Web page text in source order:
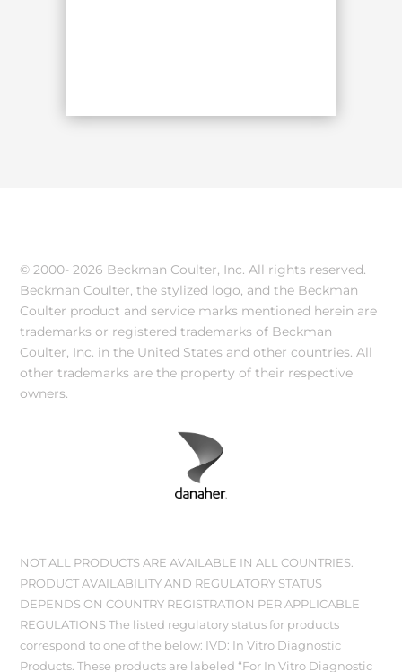
© 2000-2026 Beckman Coulter, Inc. All rights reserved.
Beckman Coulter, the stylized logo, and the Beckman
Coulter product and service marks mentioned herein are
trademarks or registered trademarks of Beckman
Coulter, Inc. in the United States and other countries. All
other trademarks are the property of their respective
owners.
NOT ALL PRODUCTS ARE AVAILABLE IN ALL COUNTRIES.
PRODUCT AVAILABILITY AND REGULATORY STATUS
DEPENDS ON COUNTRY REGISTRATION PER APPLICABLE
REGULATIONS The listed regulatory status for products
correspond to one of the below: IVD: In Vitro Diagnostic
Products. These products are labeled “For In Vitro Diagnostic